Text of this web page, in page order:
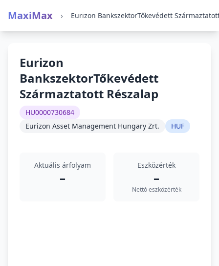
MaxiMax ›
Eurizon
BankszektorTőkevédett
Származtatott Részalap
HU0000730684
Eurizon Asset Management Hungary Zrt.
HUF
Aktuális árfolyam
–
Eszközérték
–
Nettó eszközérték